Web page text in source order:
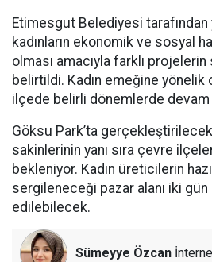
Etimesgut Belediyesi tarafından
kadınların ekonomik ve sosyal
olması amacıyla farklı
belirtildi. Kadın emeğine yönelik
ilçede belirli dönemlerde
Göksu Park’ta
sakinlerinin yanı sıra çevre
bekleniyor. Kadın üreticilerin
sergileneceği pazar alanı iki
edilebilecek.
Sümeyye Özcan